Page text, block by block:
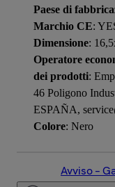
Paese di
Marchio CE:
Dimensione:
Operatore
dei prodotti:
46 Poligono
ESPAÑA,
Colore: Nero
Avviso –